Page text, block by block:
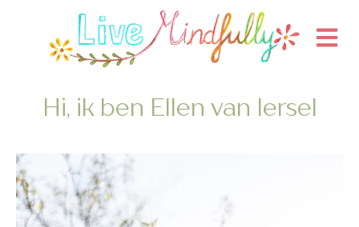
Hi, ik ben Ellen van Iersel